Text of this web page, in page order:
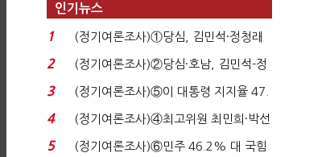
인기뉴스
1
(정기여론조사)①당심, 김민석·정청래
'초접전'…대통령 ...
2
(정기여론조사)②당심·호남, 김민석-정
청래 '초접전'...
3
(정기여론조사)⑤이 대통령 지지율 47.
7%…일주일 만에 ...
4
(정기여론조사)④최고위원 최민희·박선
원 '양강'…서미...
5
(정기여론조사)⑥민주 46.2% 대 국힘